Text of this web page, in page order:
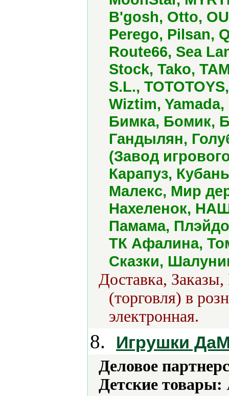
B'gosh, Otto,
Perego, Pilsan,
Route66, Sea
Stock, Tako,
S.L.,
Wiztim,
Бимка, Бомик,
Гандылян,
(Завод
Карапуз,
Малекс, Мир
Нахеленок,
Памама,
ТК Афалина,
Сказки,
Доставка,
(торговля) в
электронная.
8. Игрушки
Деловое
Детские товары: